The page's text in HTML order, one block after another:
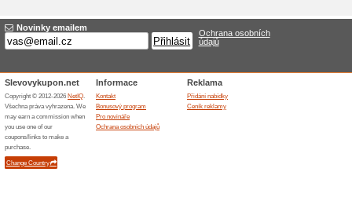
Hlavním tahounem značky